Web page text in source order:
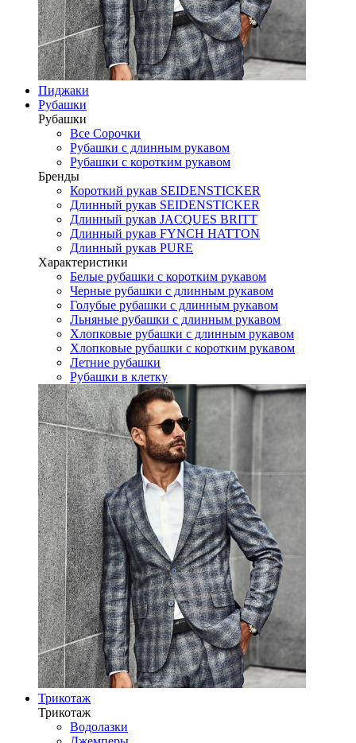
Пиджаки
Рубашки
Рубашки
Все Сорочки
Рубашки с длинным рукавом
Рубашки с коротким рукавом
Бренды
Короткий рукав SEIDENSTICKER
Длинный рукав SEIDENSTICKER
Длинный рукав JAСQUES BRITT
Длинный рукав FYNCH HATTON
Длинный рукав PURE
Характеристики
Белые рубашки с коротким рукавом
Черные рубашки с длинным рукавом
Голубые рубашки с длинным рукавом
Льняные рубашки с длинным рукавом
Хлопковые рубашки с длинным рукавом
Хлопковые рубашки с коротким рукавом
Летние рубашки
Рубашки в клетку
Трикотаж
Трикотаж
Водолазки